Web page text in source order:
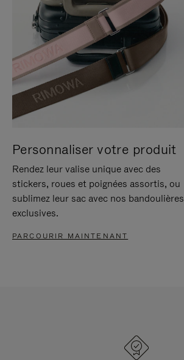
Personnaliser votre produit
Rendez leur valise unique avec des
stickers, roues et poignées assortis, ou
sublimez leur sac avec nos bandoulières
exclusives.
PARCOURIR MAINTENANT